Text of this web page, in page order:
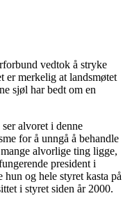
vedtok å stryke
er merkelig at landsmøtet
sjøl har bedt om en
alvoret i denne
for å unngå å behandle
alvorlige ting ligge,
president i
og hele styret kasta på
i styret siden år 2000.